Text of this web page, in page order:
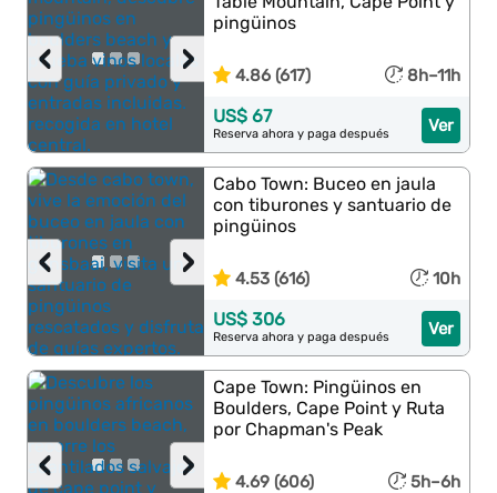
›
‹
pingüinos
4.86 (617) 8h–11h
Ver
US$ 67
Reserva ahora y paga después
›
‹
Cabo Town: Buceo en jaula
con tiburones y santuario de
pingüinos
4.53 (616) 10h
Ver
US$ 306
Reserva ahora y paga después
›
‹
Cape Town: Pingüinos en
Boulders, Cape Point y Ruta
por Chapman's Peak
4.69 (606) 5h–6h